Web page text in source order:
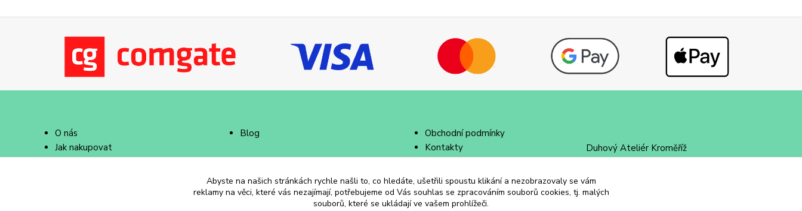
O nás
Jak nakupovat
Doprava a platba
Blog
Obchodní podmínky
Kontakty
Duhový Ateliér Kroměříž
+420 734 258 002
Abyste na našich stránkách rychle našli to, co hledáte, ušetřili spoustu klikání a nezobrazovaly se vám
reklamy na věci, které vás nezajímají, potřebujeme od Vás souhlas se zpracováním souborů cookies, tj. malých
souborů, které se ukládají ve vašem prohlížeči.